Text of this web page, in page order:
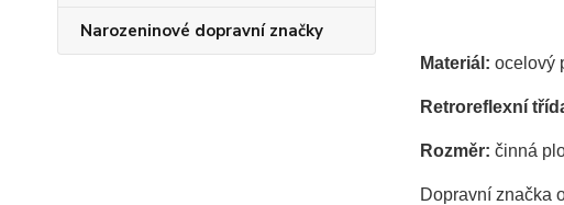
Narozeninové dopravní značky
Materiál: ocelový
Retroreflexní
Rozměr: činná
Dopravní značka